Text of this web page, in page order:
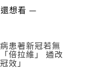
想看 —
患著新冠若無
倍拉維」 通改
效」